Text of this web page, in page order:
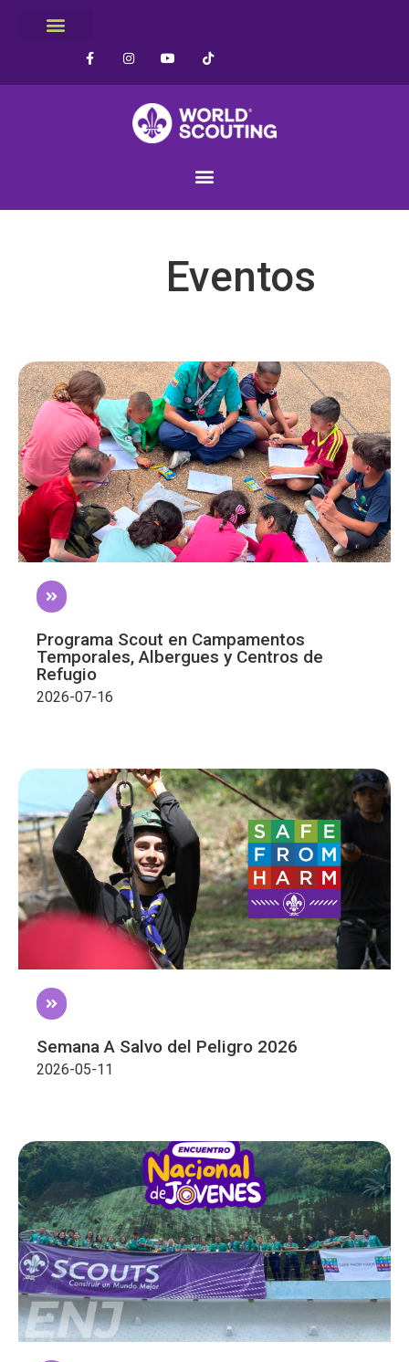
Eventos
Programa Scout en Campamentos
Temporales, Albergues y Centros de
Refugio
2026-07-16
Semana A Salvo del Peligro 2026
2026-05-11